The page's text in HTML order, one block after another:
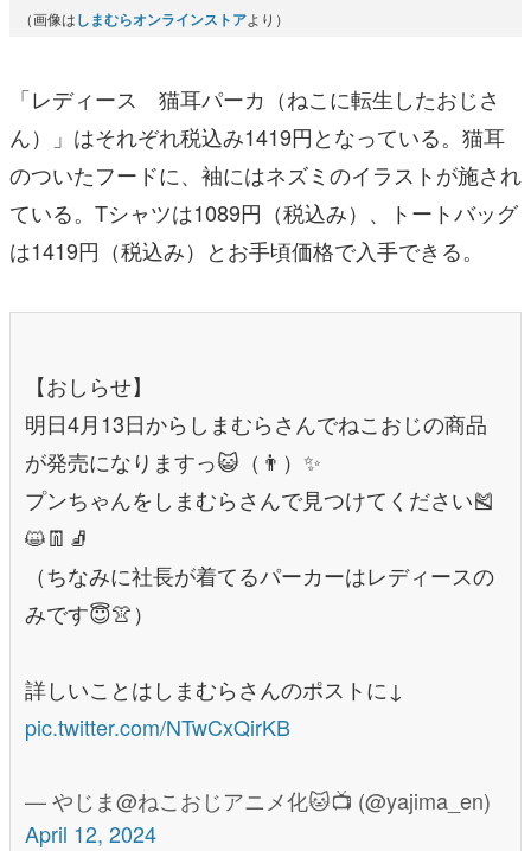
（画像はしまむらオンラインストアより）
「レディース 猫耳パーカ（ねこに転生したおじさ
ん）」はそれぞれ税込み1419円となっている。猫耳
のついたフードに、袖にはネズミのイラストが施され
ている。Tシャツは1089円（税込み）、トートバッグ
は1419円（税込み）とお手頃価格で入手できる。
【おしらせ】
明日4月13日からしまむらさんでねこおじの商品
が発売になりますっ😺（👨）✨
プンちゃんをしまむらさんで見つけてください🎽
😺👖🧦
（ちなみに社長が着てるパーカーはレディースの
みです😇👚）
詳しいことはしまむらさんのポストに↓
pic.twitter.com/NTwCxQirKB
— やじま@ねこおじアニメ化🐱📺 (@yajima_en)
April 12, 2024